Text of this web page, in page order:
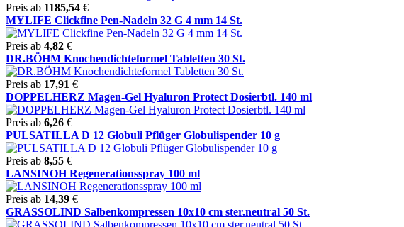
Preis ab 1185,54 €
MYLIFE Clickfine Pen-Nadeln 32 G 4 mm 14 St.
Preis ab 4,82 €
DR.BÖHM Knochendichteformel Tabletten 30 St.
Preis ab 17,91 €
DOPPELHERZ Magen-Gel Hyaluron Protect Dosierbtl. 140 ml
Preis ab 6,26 €
PULSATILLA D 12 Globuli Pflüger Globulispender 10 g
Preis ab 8,55 €
LANSINOH Regenerationsspray 100 ml
Preis ab 14,39 €
GRASSOLIND Salbenkompressen 10x10 cm ster.neutral 50 St.